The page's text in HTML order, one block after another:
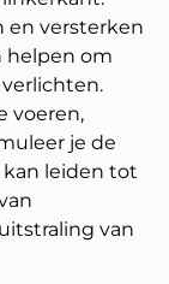
en versterken
helpen om
voeren,
je de
kan leiden tot
van